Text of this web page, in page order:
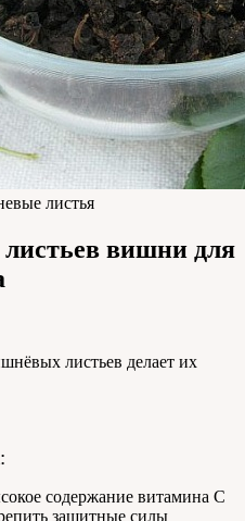
листья
вишни для
листьев делает их
содержание витамина С
защитные силы